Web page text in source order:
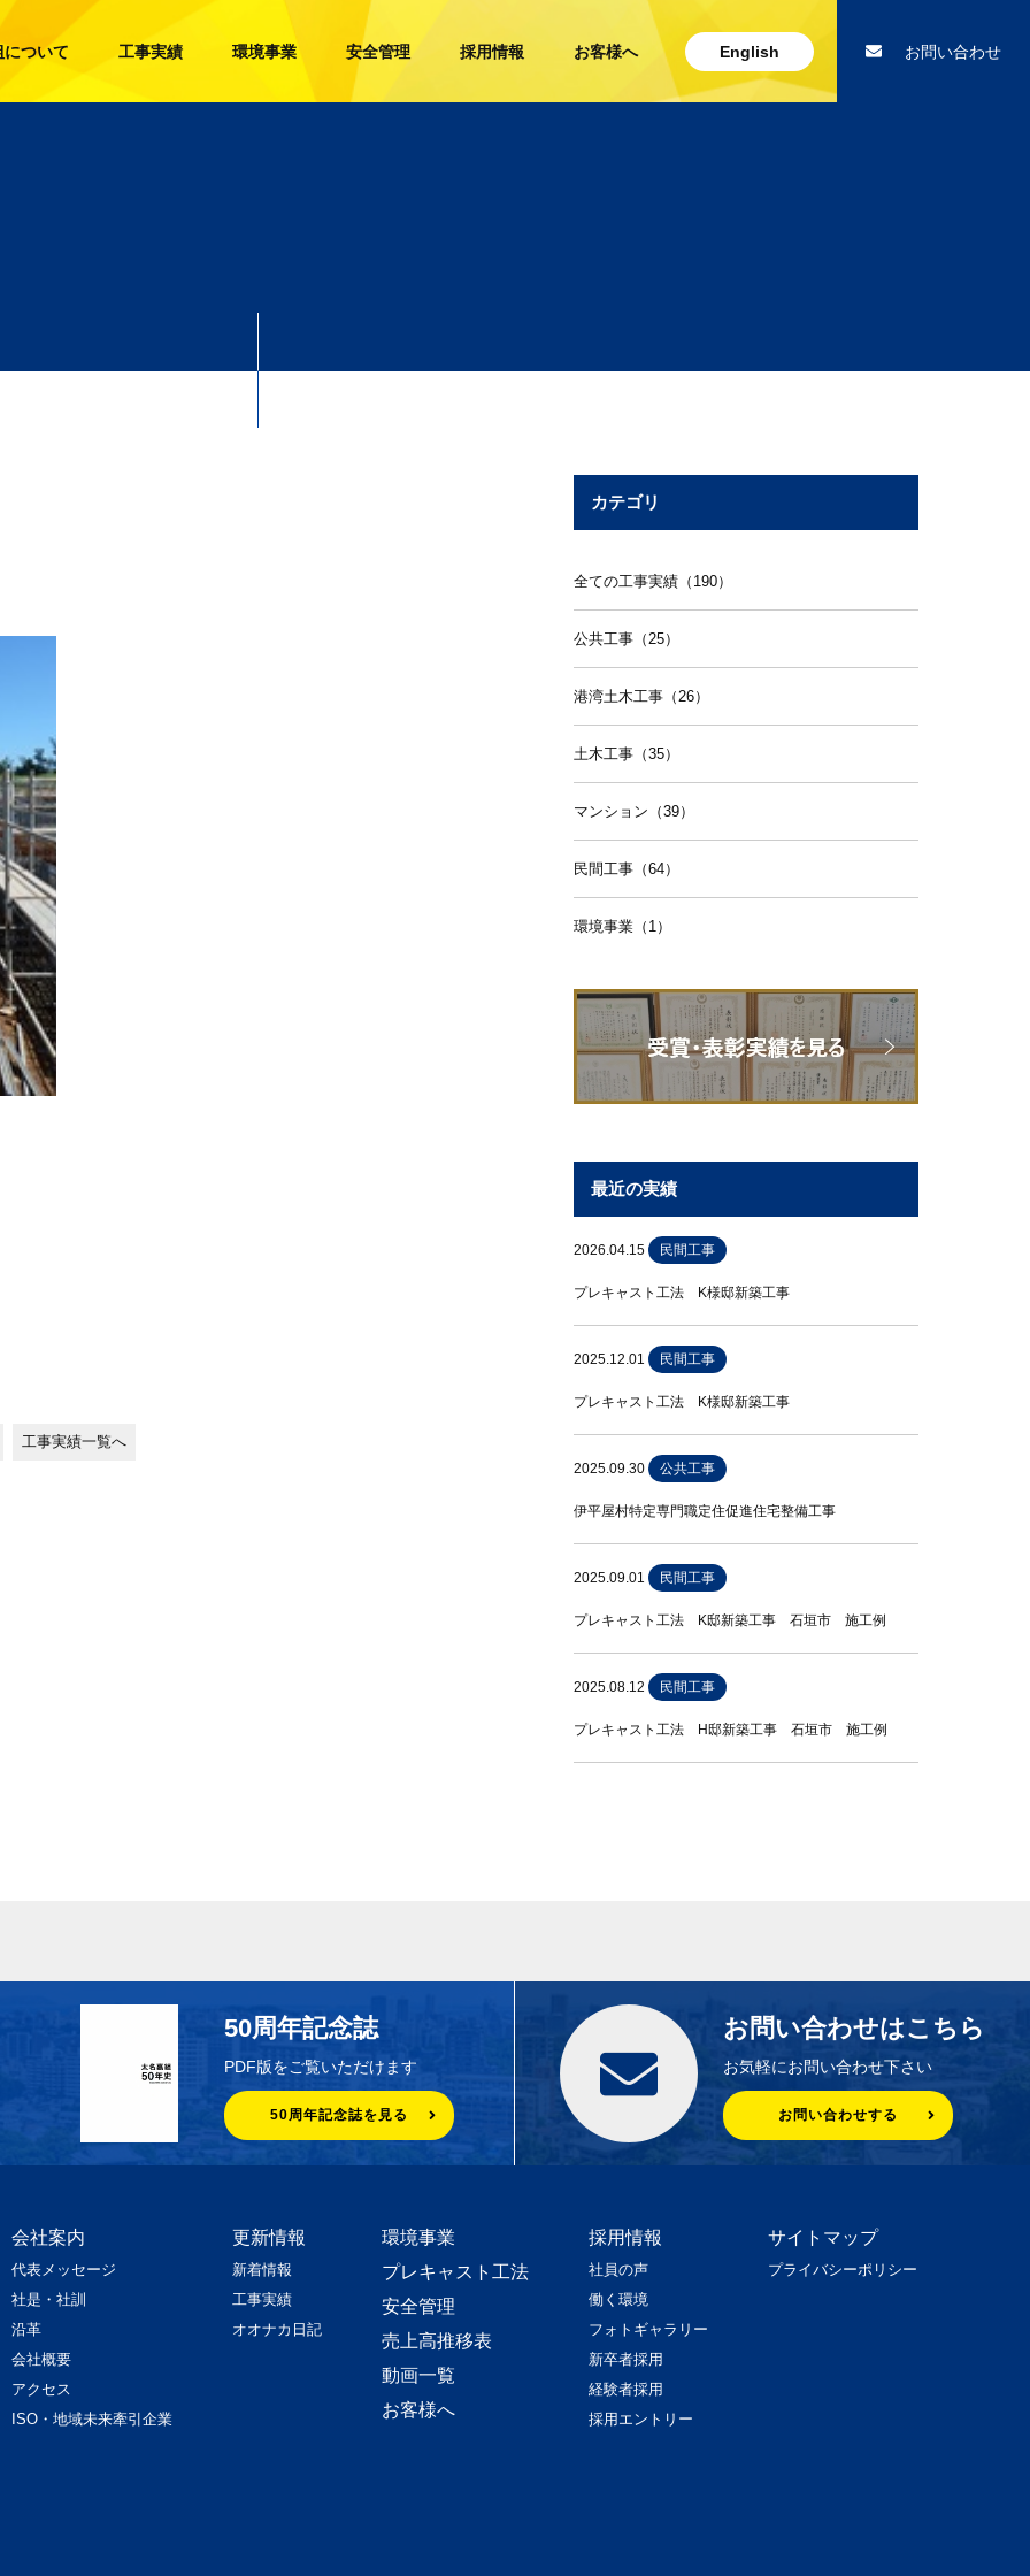
ついて 工事実績 環境事業 安全管理 採用情報 お客様へ English お問い合わせ
工事実績一覧へ
カテゴリ
全ての工事実績（190）
公共工事（25）
港湾土木工事（26）
土木工事（35）
マンション（39）
民間工事（64）
環境事業（1）
最近の実績
2026.04.15 民間工事
プレキャスト工法 K様邸新築工事
2025.12.01 民間工事
プレキャスト工法 K様邸新築工事
2025.09.30 公共工事
伊平屋村特定専門職定住促進住宅整備工事
2025.09.01 民間工事
プレキャスト工法 K邸新築工事 石垣市 施工例
2025.08.12 民間工事
プレキャスト工法 H邸新築工事 石垣市 施工例
50周年記念誌
PDF版をご覧いただけます
50周年記念誌を見る
お問い合わせはこちら
お気軽にお問い合わせ下さい
お問い合わせする
会社案内
代表メッセージ
社是・社訓
沿革
会社概要
アクセス
ISO・地域未来牽引企業
更新情報
新着情報
工事実績
オオナカ日記
環境事業
プレキャスト工法
安全管理
売上高推移表
動画一覧
お客様へ
採用情報
社員の声
働く環境
フォトギャラリー
新卒者採用
経験者採用
採用エントリー
サイトマップ
プライバシーポリシー